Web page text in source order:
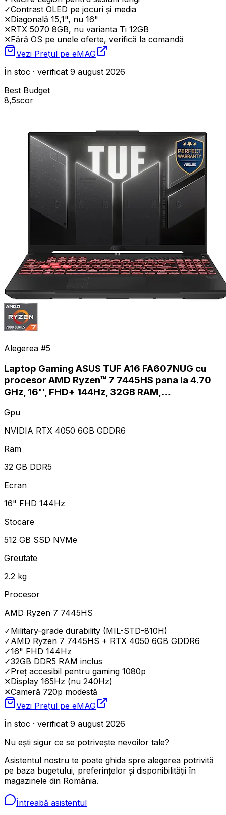
✓Contrast OLED pe jocuri și media
✕Diagonală 15,1", nu 16"
✕RTX 5070 8GB, nu varianta Ti 12GB
✕Fără OS pe unele oferte, verifică la comandă
Vezi Prețul pe eMAG
În stoc · verificat 9 august 2026
Best Budget
8,5scor
Alegerea #5
Laptop Gaming ASUS TUF A16 FA607NUG cu
procesor AMD Ryzen™ 7 7445HS pana la 4.70
GHz, 16'', FHD+ 144Hz, 32GB RAM,…
Gpu
NVIDIA RTX 4050 6GB GDDR6
Ram
32 GB DDR5
Ecran
16" FHD 144Hz
Stocare
512 GB SSD NVMe
Greutate
2.2 kg
Procesor
AMD Ryzen 7 7445HS
✓Military-grade durability (MIL-STD-810H)
✓AMD Ryzen 7 7445HS + RTX 4050 6GB GDDR6
✓16" FHD 144Hz
✓32GB DDR5 RAM inclus
✓Preț accesibil pentru gaming 1080p
✕Display 165Hz (nu 240Hz)
✕Cameră 720p modestă
Vezi Prețul pe eMAG
În stoc · verificat 9 august 2026
Nu ești sigur ce se potrivește nevoilor tale?
Asistentul nostru te poate ghida spre alegerea potrivită
pe baza bugetului, preferințelor și disponibilității în
magazinele din România.
Întreabă asistentul